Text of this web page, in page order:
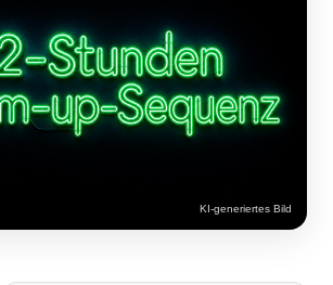
KI-generiertes Bild